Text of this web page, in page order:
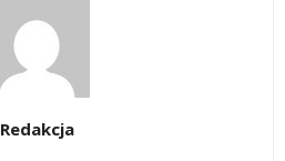
Redakcja